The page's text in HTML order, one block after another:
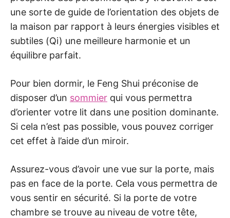
une sorte de guide de l’orientation des objets de
la maison par rapport à leurs énergies visibles et
subtiles (Qi) une meilleure harmonie et un
équilibre parfait.
Pour bien dormir, le Feng Shui préconise de
disposer d’un sommier qui vous permettra
d’orienter votre lit dans une position dominante.
Si cela n’est pas possible, vous pouvez corriger
cet effet à l’aide d’un miroir.
Assurez-vous d’avoir une vue sur la porte, mais
pas en face de la porte. Cela vous permettra de
vous sentir en sécurité. Si la porte de votre
chambre se trouve au niveau de votre tête,